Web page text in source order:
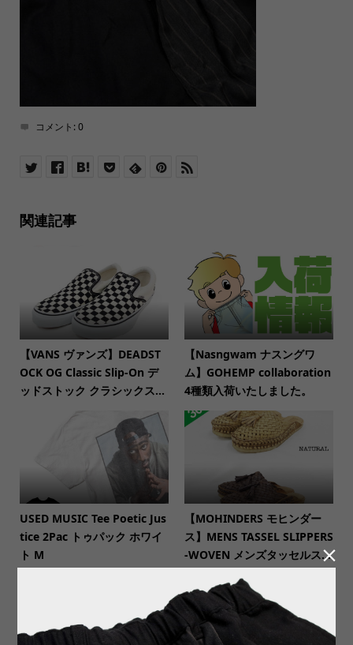
コメント:0
関連記事
【VANS ヴァンズ】DEADST
OCK OG Classic Slip-On デ
ッドストック クラシックス...
【Nasngwam ナスングワ
ム】GOHEMP collaboration
4種類入荷いたしました。
USED MUSIC Tee Poetic Jus
tice 2Pac トゥパック ホワイ
ト M
【MOHINDERS モヒンダー
ス】MENS TASSEL SLIPPERS
-WOVEN メンズタッセルス...
